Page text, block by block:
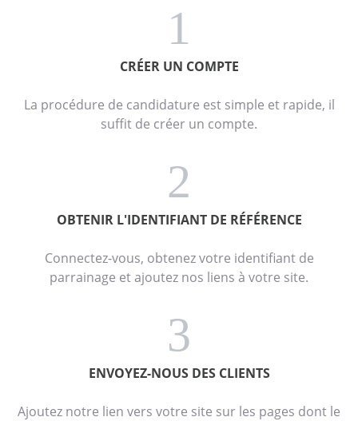
1
CRÉER UN COMPTE
La procédure de candidature est simple et rapide, il
suffit de créer un compte.
2
OBTENIR L'IDENTIFIANT DE RÉFÉRENCE
Connectez-vous, obtenez votre identifiant de
parrainage et ajoutez nos liens à votre site.
3
ENVOYEZ-NOUS DES CLIENTS
Ajoutez notre lien vers votre site sur les pages dont le